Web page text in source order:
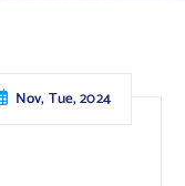
Nov, Tue, 2024